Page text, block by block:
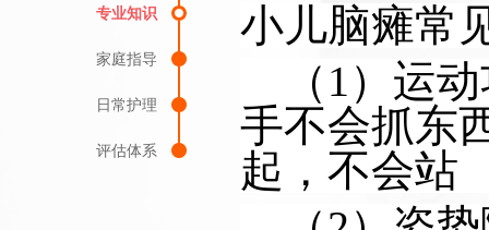
专业知识
家庭指导
日常护理
评估体系
小儿脑瘫常
（ 1）运
手不会抓东
起，不会站